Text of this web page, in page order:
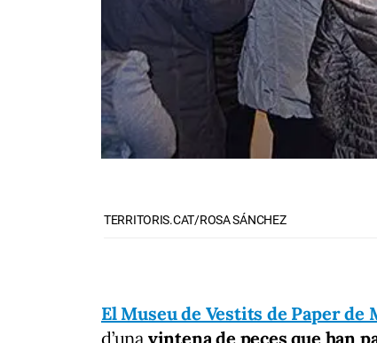
TERRITORIS.CAT/ROSA SÁNCHEZ
El Museu de Vestits de Paper de
d’una vintena de peces que han